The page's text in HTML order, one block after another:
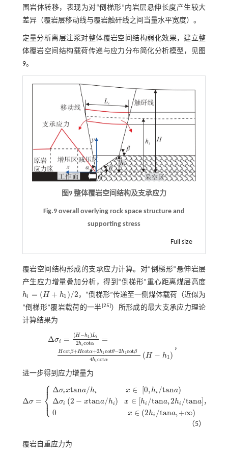
围岩体转移，表现为对“倒梯形”内岩层悬伸长度产生较大
差异（覆岩层移动线与覆岩触矸线之间当量水平宽度）。
定量分析离层注浆对整体覆岩空间结构弱化效果，建立整
体覆岩空间结构载荷传递与应力分布简化分析模型，见图
9。
图9 整体覆岩空间结构及支承应力
Fig.9 overall overlying rock space structure and
supporting stress
Full size
覆岩空间结构形成的支承应力计算。对“倒梯形”悬伸岩层
产生应力增量叠加分析，得到“倒梯形”重心距离煤层高度
hi = (H + h1 )/2
hi= H+ h1/ 2
，“倒梯形”传递至一侧煤体载荷（近似为
“倒梯形”覆岩载荷的一半[25]）所形成的最大支承应力理论
计算结果为
Δσi = (H−h1)Li
2hicotα =
Hcotβ+Hcotα+2h1cotθ−2h1cotβ
4hicotα (H − h1)
=H h 1L 2h c t α c o β+ c ot 2h
，
进一步得到应力增量为
Δσ = ⎧
⎩
⎨⎪
⎪
Δσi xtana/hi x ∈ [0, hi /tana)
Δσi (2 − xtana/hi ) x ∈ hi /tana,2hi /tana
0
x ∈ (2hi /tana,+∞)
Δσ= Δσi xt na/h x∈0,h i/tan aΔ σi2 -xtan a/hi x∈h i/ tana,2 h，
（5）
覆岩自重应力为